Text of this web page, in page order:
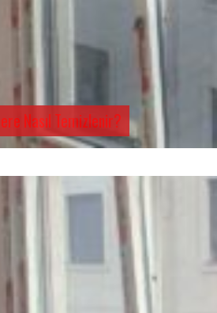
Nasıl Temizlenir?